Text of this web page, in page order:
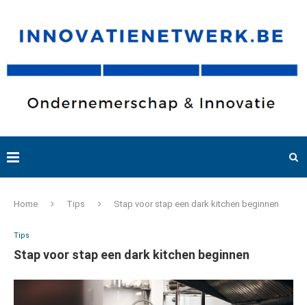
Home Tips Stap voor stap een dark kitchen beginnen
Tips
Stap voor stap een dark kitchen beginnen